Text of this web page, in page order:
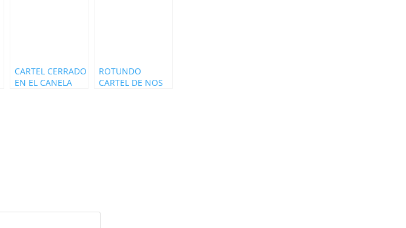
CARTEL CERRADO
EN EL CANELA
ROTUNDO
CARTEL DE NOS